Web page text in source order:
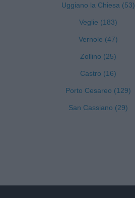
Uggiano la Chiesa (53)
Veglie (183)
Vernole (47)
Zollino (25)
Castro (16)
Porto Cesareo (129)
San Cassiano (29)